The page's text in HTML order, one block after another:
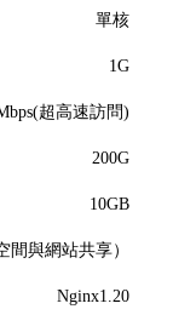
單核
1G
超高速訪問)
200G
10GB
間與網站共享）
Nginx1.20